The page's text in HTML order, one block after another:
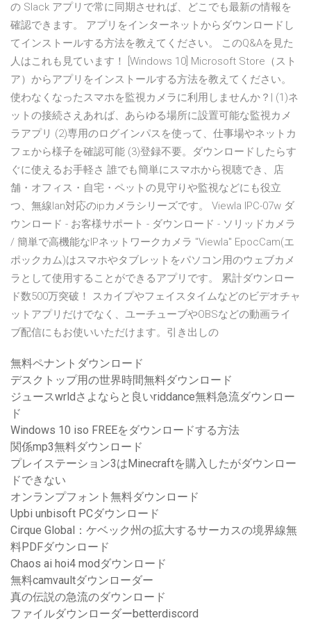
の Slack アプリで常に同期させれば、どこでも最新の情報を
確認できます。 アプリをインターネットからダウンロードし
てインストールする方法を教えてください。 このQ&Aを見た
人はこれも見ています！ [Windows 10] Microsoft Store（スト
ア）からアプリをインストールする方法を教えてください。
使わなくなったスマホを監視カメラに利用しませんか？| (1)ネ
ットの接続さえあれば、あらゆる場所に設置可能な監視カメ
ラアプリ (2)専用のログインパスを使って、仕事場やネットカ
フェから様子を確認可能 (3)登録不要。ダウンロードしたらす
ぐに使えるお手軽さ 誰でも簡単にスマホから視聴でき、店
舗・オフィス・自宅・ペットの見守りや監視などにも役立
つ、無線lan対応のipカメラシリーズです。 Viewla IPC-07w ダ
ウンロード - お客様サポート - ダウンロード - ソリッドカメラ
/ 簡単で高機能なIPネットワークカメラ "Viewla" EpocCam(エ
ポックカム)はスマホやタブレットをパソコン用のウェブカメ
ラとして使用することができるアプリです。 累計ダウンロー
ド数500万突破！ スカイプやフェイスタイムなどのビデオチャ
ットアプリだけでなく、ユーチューブやOBSなどの動画ライ
ブ配信にもお使いいただけます。引き出しの
無料ペナントダウンロード
デスクトップ用の世界時間無料ダウンロード
ジュースwrldさよならと良いriddance無料急流ダウンロー
ド
Windows 10 iso FREEをダウンロードする方法
関係mp3無料ダウンロード
プレイステーション3はMinecraftを購入したがダウンロー
ドできない
オンランプフォント無料ダウンロード
Upbi unbisoft PCダウンロード
Cirque Global：ケベック州の拡大するサーカスの境界線無
料PDFダウンロード
Chaos ai hoi4 modダウンロード
無料camvaultダウンローダー
真の伝説の急流のダウンロード
ファイルダウンローダーbetterdiscord